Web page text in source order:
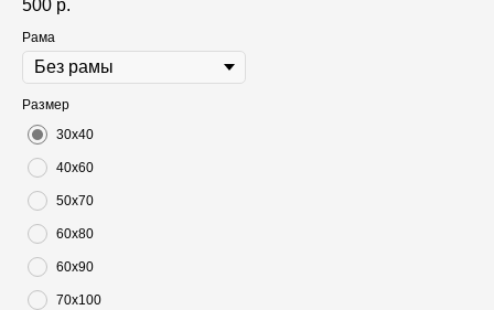
500 р.
Рама
Размер
30х40
40х60
50х70
60х80
60х90
70х100